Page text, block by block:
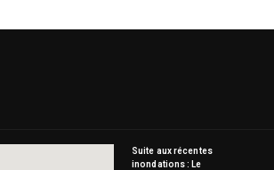
Suite aux récentes
inondations : Le